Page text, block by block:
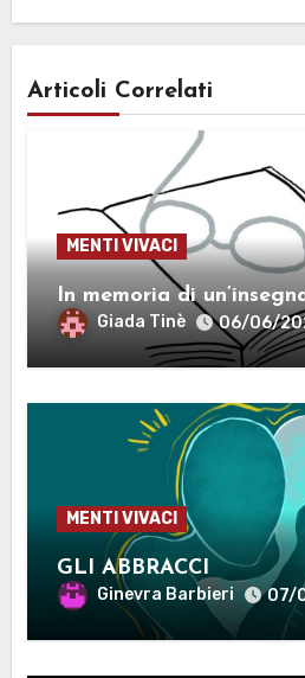
Articoli Correlati
MENTI VIVACI
In memoria di
Giada Tinè 06/06/
MENTI VIVACI
GLI ABBRACCI
Ginevra Barbieri 07/